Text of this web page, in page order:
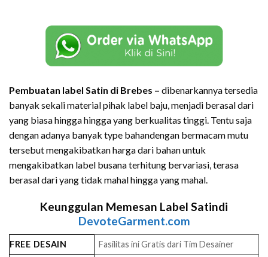
Pembuatan label Satin di Brebes – dibenarkannya tersedia
banyak sekali material pihak label baju, menjadi berasal dari
yang biasa hingga hingga yang berkualitas tinggi. Tentu saja
dengan adanya banyak type bahandengan bermacam mutu
tersebut mengakibatkan harga dari bahan untuk
mengakibatkan label busana terhitung bervariasi, terasa
berasal dari yang tidak mahal hingga yang mahal.
Keunggulan Memesan Label Satindi
DevoteGarment.com
FREE DESAIN
Fasilitas ini Gratis dari Tim Desainer